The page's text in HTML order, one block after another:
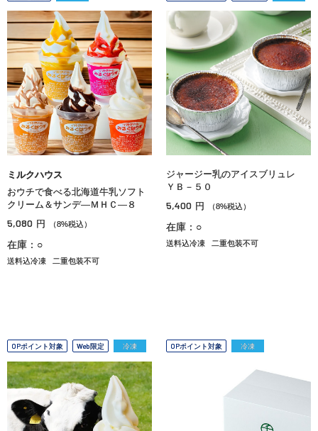
ミルクハウス
おウチで食べる北海道牛乳ソフト
クリーム＆サンデ―ＭＨＣ―８
5,080 円 （8%税込）
在庫：○
送料込冷凍 二重包装不可
ジャージー乳のアイスブリュレ
ＹＢ－５０
5,400 円 （8%税込）
在庫：○
送料込冷凍 二重包装不可
OPポイント対象 Web限定 冷凍 OPポイント対象 冷凍